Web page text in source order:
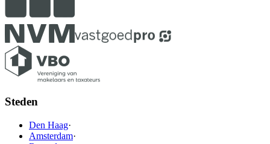
Steden
Den Haag·
Amsterdam·